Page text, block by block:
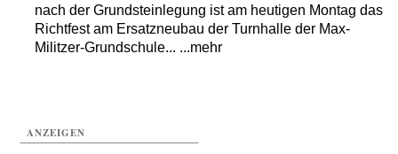
nach der Grundsteinlegung ist am heutigen Montag das
Richtfest am Ersatzneubau der Turnhalle der Max-
Militzer-Grundschule... ...mehr
ANZEIGEN